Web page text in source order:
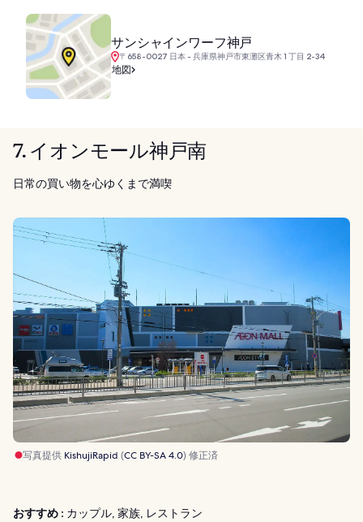
サンシャインワーフ神戸
〒658-0027 日本 - 兵庫県神戸市東灘区青木 1 丁目 2-34
地図
7. イオンモール神戸南
日常の買い物を心ゆくまで満喫
写真提供 KishujiRapid (CC BY-SA 4.0) 修正済
おすすめ : カップル, 家族, レストラン